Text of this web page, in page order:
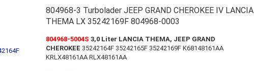
804968-3 Turbolader JEEP GRAND CHEROKEE IV LANCIA
THEMA LX 35242169F 804968-0003
804968-5004S 3,0 Liter LANCIA THEMA, JEEP GRAND
CHEROKEE 35242164F 35242165F 35242169F K68148161AA
KRLX48161AA RLX48161AA